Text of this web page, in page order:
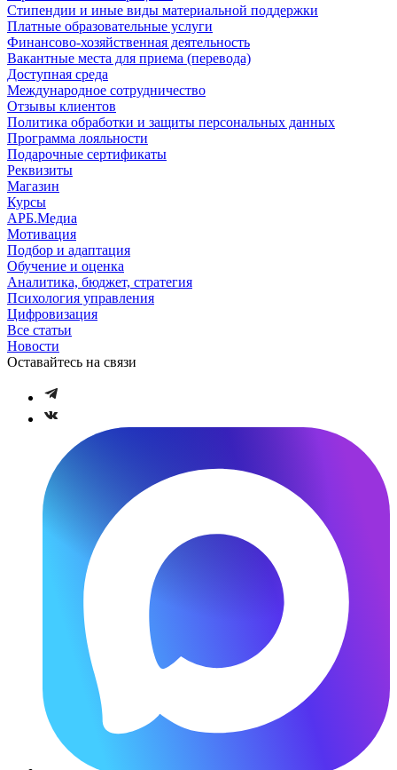
Стипендии и иные виды материальной поддержки
Платные образовательные услуги
Финансово-хозяйственная деятельность
Вакантные места для приема (перевода)
Доступная среда
Международное сотрудничество
Отзывы клиентов
Политика обработки и защиты персональных данных
Программа лояльности
Подарочные сертификаты
Реквизиты
Магазин
Курсы
АРБ.Медиа
Мотивация
Подбор и адаптация
Обучение и оценка
Аналитика, бюджет, стратегия
Психология управления
Цифровизация
Все статьи
Новости
Оставайтесь на связи